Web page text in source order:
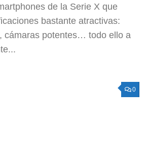
de la Serie X que
bastante atractivas:
cámaras potentes… todo ello a
0